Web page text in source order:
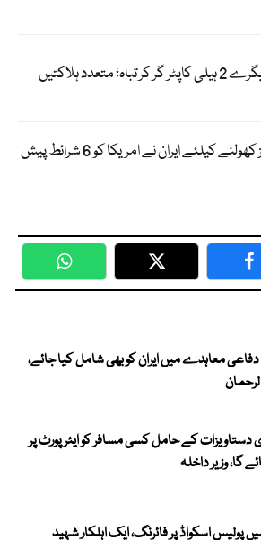
متعدد ہلاکتیں
آبنائے ہرمز کھولنے کیلئے ایران نے امریکا کو 6 شرائط پیش
WhatsApp Twitter
معاہدے میں ایران کو بھی شامل کیا جائے،
کے حامل کسی مسافر کو ایئرپورٹ پر
گا، وزیر داخلہ
پولیس اسکواڈ پر فائرنگ، ایک اہلکار شہید